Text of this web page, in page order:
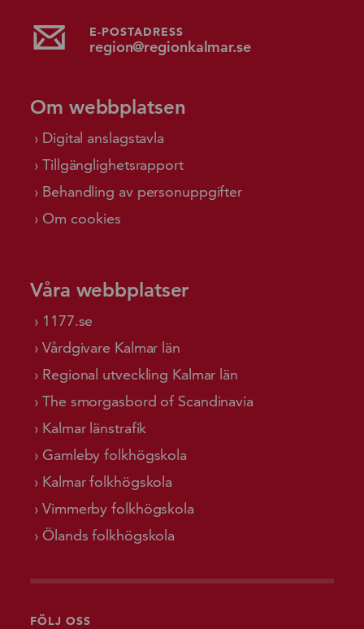
E-POSTADRESS
region@regionkalmar.se
Om webbplatsen
Digital anslagstavla
Tillgänglighetsrapport
Behandling av personuppgifter
Om cookies
Våra webbplatser
1177.se
Vårdgivare Kalmar län
Regional utveckling Kalmar län
The smorgasbord of Scandinavia
Kalmar länstrafik
Gamleby folkhögskola
Kalmar folkhögskola
Vimmerby folkhögskola
Ölands folkhögskola
FÖLJ OSS